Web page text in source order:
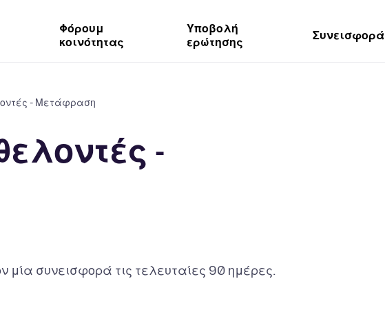
Φόρουμ
κοινότητας
Υποβολή
ερώτησης
Συνεισφορά
- Μετάφραση
-
συνεισφορά τις τελευταίες 90 ημέρες.